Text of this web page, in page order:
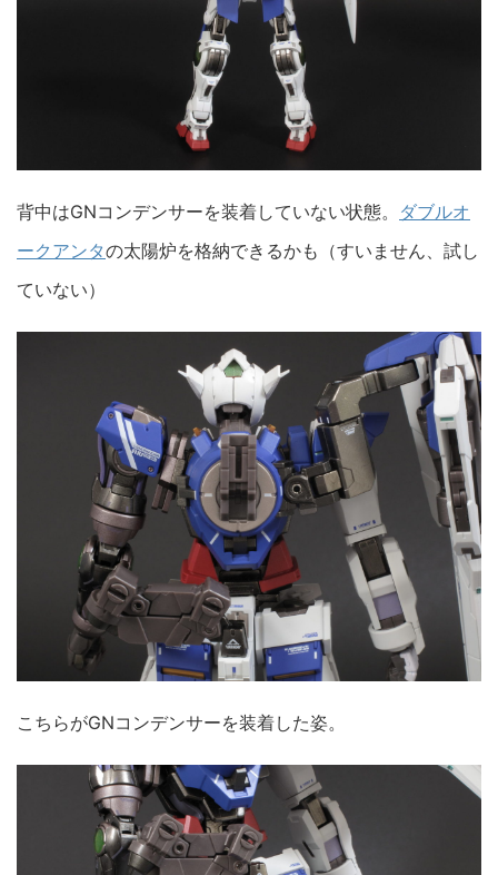
背中はGNコンデンサーを装着していない状態。 ダブルオ
ークアンタの太陽炉を格納できるかも（すいません、試し
ていない）
こちらがGNコンデンサーを装着した姿。